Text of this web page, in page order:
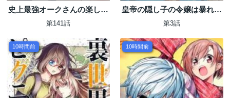
史上最強オークさんの楽しい
種付けハーレムづくり
第141話
皇帝の隠し子の令嬢は暴れん
坊公爵令息の手綱を握る。
第3話
10時間前 10時間前